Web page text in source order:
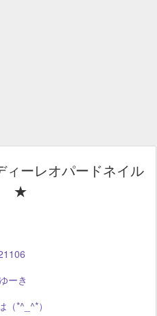
ィーレオパードネイル
★
ーき
（*^_^*）